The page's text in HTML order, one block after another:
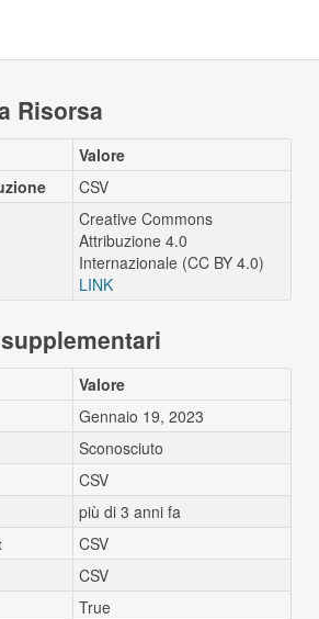
Risorsa
Valore
CSV
Creative Commons
Attribuzione 4.0
Internazionale (CC BY 4.0)
LINK
Valore
Gennaio 19, 2023
Sconosciuto
CSV
più di 3 anni fa
CSV
CSV
True